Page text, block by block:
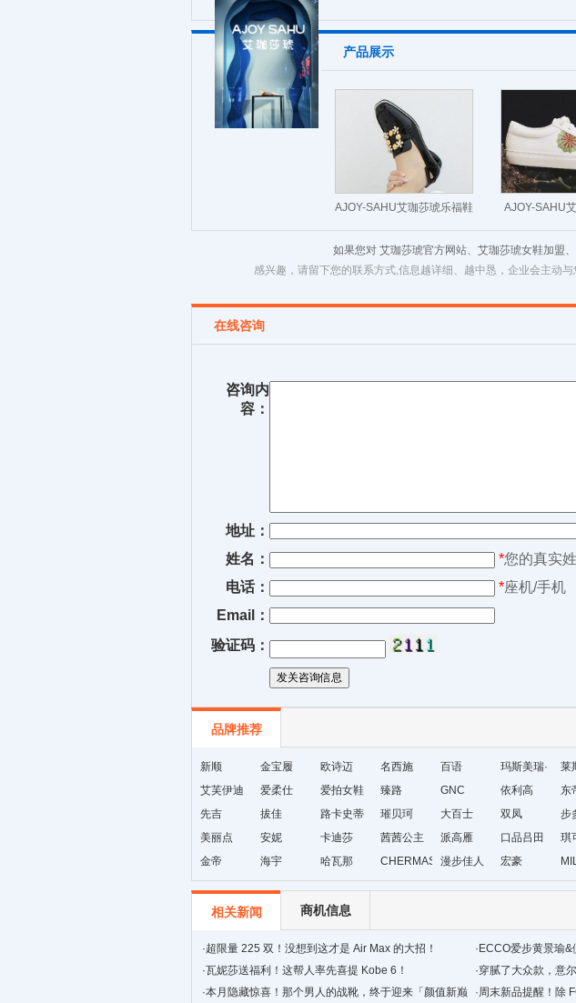
产品展示
AJOY-SAHU艾珈莎琥乐福鞋
2022夏季新品羊皮粗跟休闲
英伦风
AJOY-SAHU
新夏款情侣经
闲
如果您对 艾珈莎琥官方网站、艾珈莎琥女鞋加盟
感兴趣，请留下您的联系方式,信息越详细、越中恳，企业会主动
在线咨询
咨询内
容：
地址：
姓名：
*您的真实
电话：
*座机/手机
Email：
验证码：
品牌推荐
新顺 金宝履 欧诗迈 名西施 百语
玛斯美瑞·
琳
莱
艾芙伊迪
爱柔仕 爱拍女鞋 臻路 GNC 依利高 东
先吉
拔佳
路卡史蒂
芙
璀贝珂 大百士 双凤 步
美丽点
安妮 卡迪莎 茜茜公主 派高雁 口品吕田 琪
金帝
海宇 哈瓦那 CHERMAS&KAETH
漫步佳人 宏豪
级
相关新闻 商机信息
·超限量 225 双！没想到这才是 Air Max 的大招！ · ECCO爱步黄景瑜&
·瓦妮莎送福利！这帮人率先喜提 Kobe 6！ ·穿腻了大众款，‍‍意
·本月隐藏惊喜！那个男人的战靴，终于迎来「颜值新巅 ·周末新品提醒！除